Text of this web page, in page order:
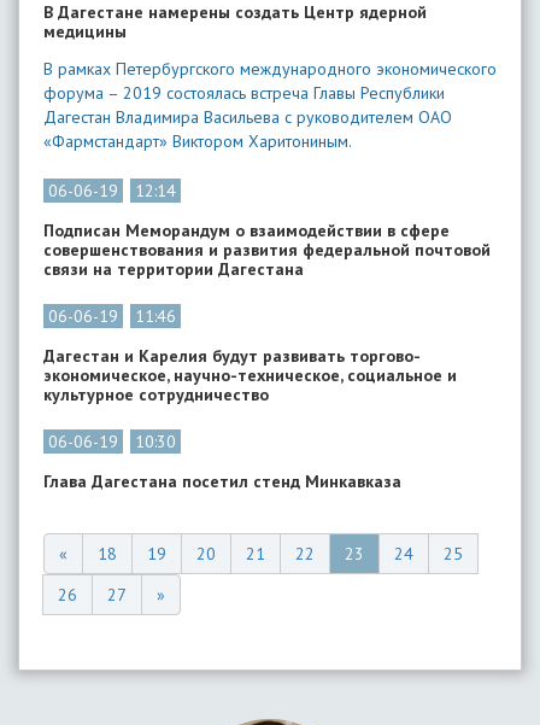
В Дагестане намерены создать Центр ядерной
медицины
В рамках Петербургского международного экономического
форума – 2019 состоялась встреча Главы Республики
Дагестан Владимира Васильева с руководителем ОАО
«Фармстандарт» Виктором Харитониным.
06-06-19
12:14
Подписан Меморандум о взаимодействии в сфере
совершенствования и развития федеральной почтовой
связи на территории Дагестана
06-06-19
11:46
Дагестан и Карелия будут развивать торгово-
экономическое, научно-техническое, социальное и
культурное сотрудничество
06-06-19
10:30
Глава Дагестана посетил стенд Минкавказа
« 18 19 20 21 22 23 24
25
26
27 »